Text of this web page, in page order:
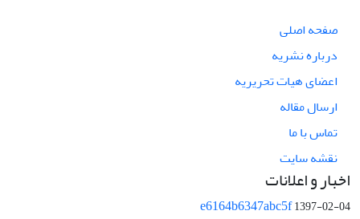
صفحه اصلی
درباره نشریه
اعضای هیات تحریریه
ارسال مقاله
تماس با ما
نقشه سایت
اخبار و اعلانات
e6164b6347abc5f1397-02-04